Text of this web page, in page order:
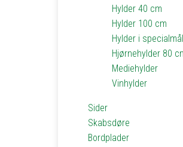
Hylder 40 cm
Hylder 100 cm
Hylder i specialmål
Hjørnehylder 80
Mediehylder
Vinhylder
Sider
Skabsdøre
Bordplader